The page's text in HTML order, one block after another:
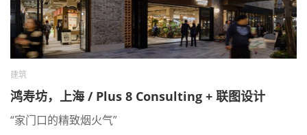
建筑
鸿寿坊，上海 / Plus 8 Consulting + 联图设计
“家门口的精致烟火气”